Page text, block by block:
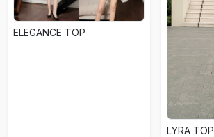
ELEGANCE TOP
LYRA TOP